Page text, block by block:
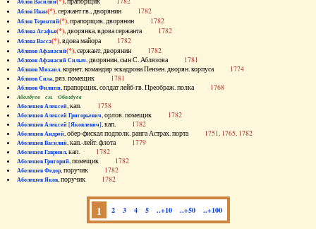
Аблов Иван(*), сержант гв., дворянин 1782
Аблов Терентий(*), прапорщик, дворянин 1782
Аблова Агафья(*), дворянка, вдова сержанта 1782
Аблова Васса(*), вдова майора 1782
Аблязов Афанасий(*), сержант, дворянин 1782
Аблязов Афанасий Силыч, дворянин, сын С. Аблязова 1781
Аблязов Михаил, корнет, командир эскадрона Пензен. дворян. корпуса 1774
Аблязов Сила, ряз. помещик 1781
Аблязов Филипп, прапорщик, солдат лейб-гв. Преображ. полка 1768
Аболдуев см. Оболдуев
Аболешев Алексей, кап. 1758
Аболешев Алексей Григорьевич, орлов. помещик 1782
Аболешев Алексей [Яковлевич], кап. 1782
Аболешев Андрей, обер-фискал подполк. ранга Астрах. порта 1751, 1765, 1782
Аболешев Василий, кап.-лейт. флота 1779
Аболешев Гавриил, кап. 1782
Аболешев Григорий, помещик 1782
Аболешев Федор, поручик 1782
Аболешев Яков, поручик 1782
1 2 3 4 5 ..+10 ..+50 ..+100